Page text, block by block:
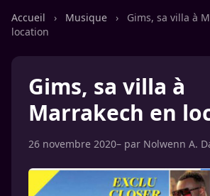
Accueil › Musique ›
Gims, sa villa à
location
Gims, sa villa à
Marrakech en
26 novembre 2020– par Nolwenn A.